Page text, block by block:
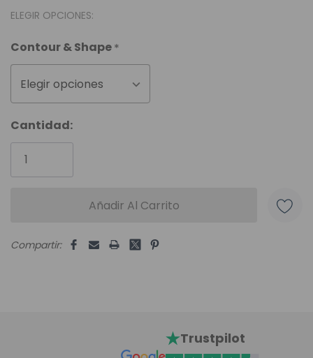
ELEGIR OPCIONES:
Contour & Shape*
Elegir opciones
Unidades
disponibles:
Cantidad:
Compartir:
Trustpilot